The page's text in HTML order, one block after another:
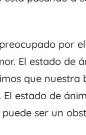
por
El estado de
que
El estado de
ser un